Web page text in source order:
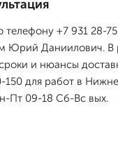
телефону +7 931 28-
Юрий Даниилович. В
и нюансы
для работ в
Пт 09-18 Сб-Вс вых.